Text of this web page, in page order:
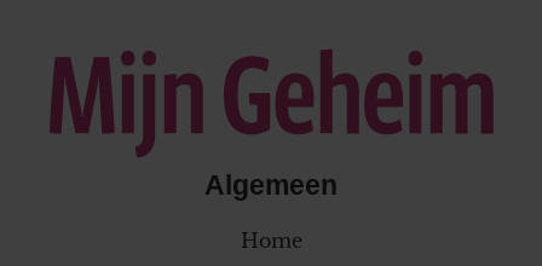
Algemeen
Home